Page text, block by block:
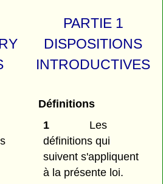
PARTIE 1
DISPOSITIONS
INTRODUCTIVES
Définitions
1
Les
définitions qui
suivent s'appliquent
à la présente loi.